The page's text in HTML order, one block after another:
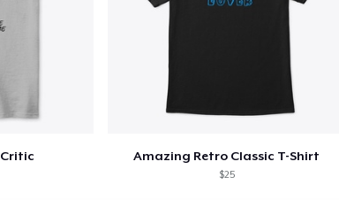
Amazing Retro Classic T-Shirt
$25